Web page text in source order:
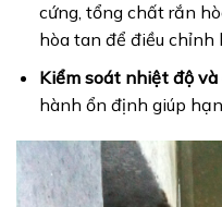
cứng, tổng chất rắn
hòa tan để điều chỉnh
Kiểm soát nhiệt độ và
hành ổn định giúp